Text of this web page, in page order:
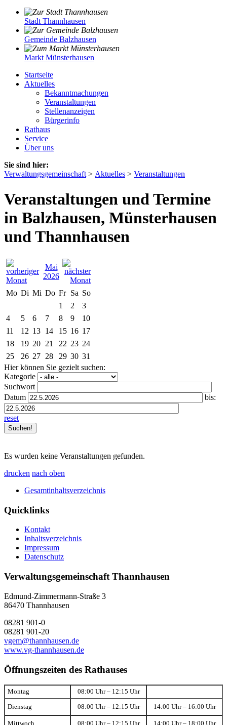
Stadt Thannhausen
Gemeinde Balzhausen
Markt Münsterhausen
Startseite
Aktuelles
Bekanntmachungen
Veranstaltungen
Stellenanzeigen
Bürgerinfo
Rathaus
Service
Über uns
Sie sind hier:
Verwaltungsgemeinschaft > Aktuelles > Veranstaltungen
Veranstaltungen und Termine
in Balzhausen, Münsterhausen
und Thannhausen
Mai
2026
Mo Di Mi Do Fr Sa So
1
2
3
4
5 6 7 8 9
10
11
12 13 14 15 16 17
18
19 20 21 22 23 24
25
26 27 28 29 30 31
Hier können Sie gezielt suchen:
Kategorie
Suchwort
Datum
bis:
reset
Es wurden keine Veranstaltungen gefunden.
drucken nach oben
Gesamtinhaltsverzeichnis
Quicklinks
Kontakt
Inhaltsverzeichnis
Impressum
Datenschutz
Verwaltungsgemeinschaft Thannhausen
Edmund-Zimmermann-Straße 3
86470 Thannhausen
08281 901-0
08281 901-20
vgem@thannhausen.de
www.vg-thannhausen.de
Öffnungszeiten des Rathauses
Montag 08:00 Uhr – 12:15 Uhr
Dienstag 08:00 Uhr – 12:15 Uhr 14:00 Uhr – 16:00 Uhr